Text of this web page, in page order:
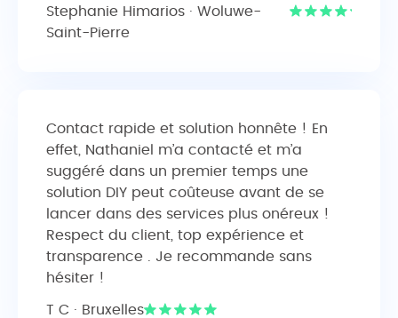
Stephanie Himarios · Woluwe-
Saint-Pierre
Contact rapide et solution honnête ! En
effet, Nathaniel m’a contacté et m’a
suggéré dans un premier temps une
solution DIY peut coûteuse avant de se
lancer dans des services plus onéreux !
Respect du client, top expérience et
transparence . Je recommande sans
hésiter !
T C · Bruxelles